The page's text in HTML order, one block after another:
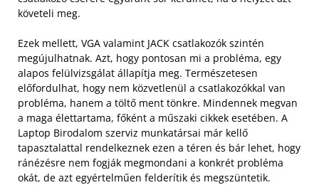
követeli meg.
Ezek mellett, VGA valamint JACK csatlakozók szintén
megújulhatnak. Azt, hogy pontosan mi a probléma, egy
alapos felülvizsgálat állapítja meg. Természetesen
előfordulhat, hogy nem közvetlenül a csatlakozókkal van
probléma, hanem a töltő ment tönkre. Mindennek megvan
a maga élettartama, főként a műszaki cikkek esetében. A
Laptop Birodalom szerviz munkatársai már kellő
tapasztalattal rendelkeznek ezen a téren és bár lehet, hogy
ránézésre nem fogják megmondani a konkrét probléma
okát, de azt egyértelműen felderítik és megszüntetik.